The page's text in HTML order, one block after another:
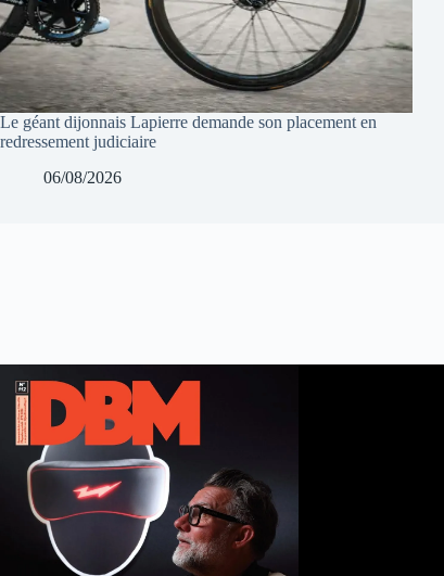
Le géant dijonnais Lapierre demande son placement en
redressement judiciaire
06/08/2026